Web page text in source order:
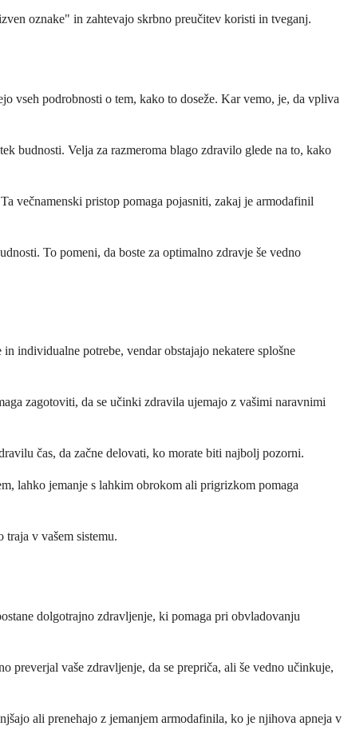
oznake" in zahtevajo skrbno preučitev koristi in tveganj.
vseh podrobnosti o tem, kako to doseže. Kar vemo, je, da vpliva
budnosti. Velja za razmeroma blago zdravilo glede na to, kako
večnamenski pristop pomaga pojasniti, zakaj je armodafinil
To pomeni, da boste za optimalno zdravje še vedno
individualne potrebe, vendar obstajajo nekatere splošne
zagotoviti, da se učinki zdravila ujemajo z vašimi naravnimi
čas, da začne delovati, ko morate biti najbolj pozorni.
lahko jemanje s lahkim obrokom ali prigrizkom pomaga
v vašem sistemu.
dolgotrajno zdravljenje, ki pomaga pri obvladovanju
preverjal vaše zdravljenje, da se prepriča, ali še vedno učinkuje,
ali prenehajo z jemanjem armodafinila, ko je njihova apneja v